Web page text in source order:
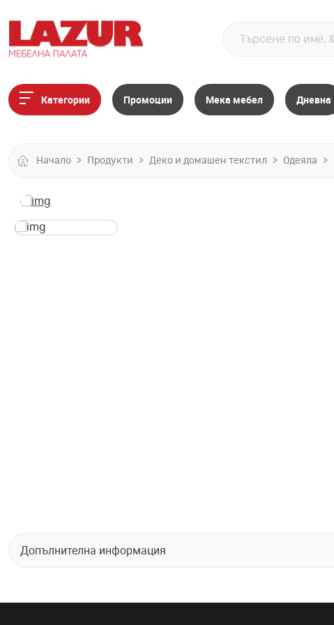
Категории Промоции Мека мебел Дневна
Начало Продукти Деко и домашен текстил Одеяла
Допълнителна информация